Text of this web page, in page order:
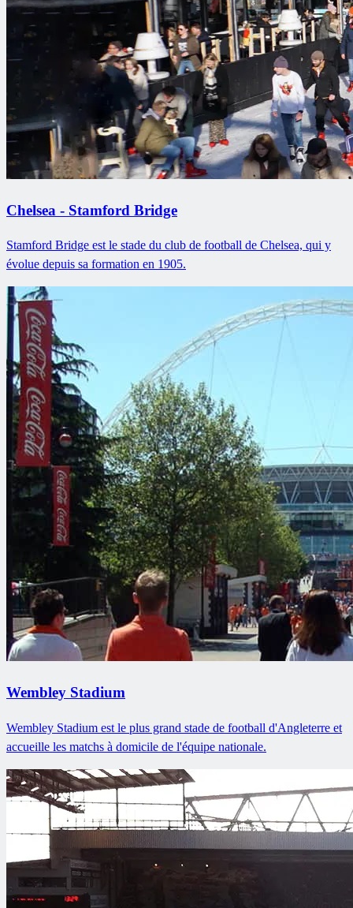
Chelsea - Stamford Bridge
Stamford Bridge est le stade du club de football de Chelsea, qui y
évolue depuis sa formation en 1905.
Wembley Stadium
Wembley Stadium est le plus grand stade de football d'Angleterre et
accueille les matchs à domicile de l'équipe nationale.